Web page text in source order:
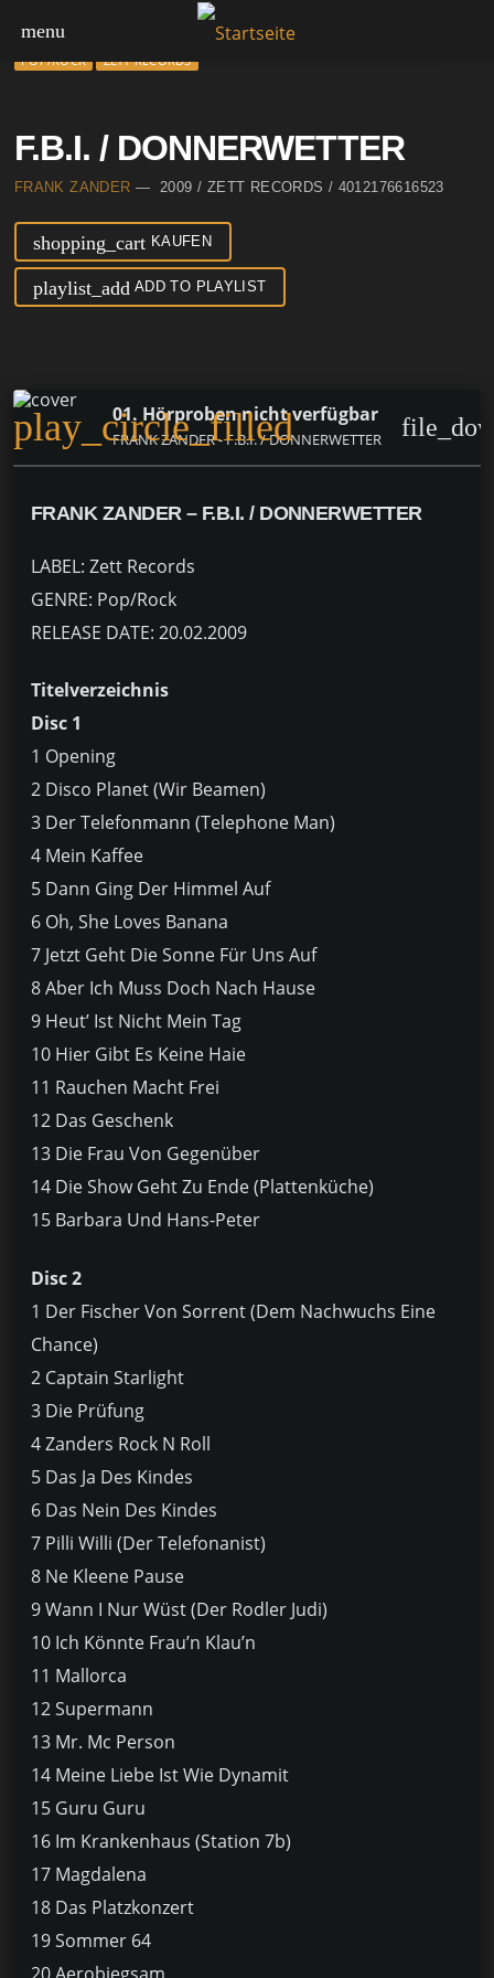
menu
POP/ROCK ZETT RECORDS
F.B.I. / DONNERWETTER
FRANK ZANDER — 2009 / ZETT RECORDS / 4012176616523
shopping_cart KAUFEN
playlist_add ADD TO PLAYLIST
play_circle_filled
01. Hörproben nicht verfügbar
FRANK ZANDER - F.B.I. / DONNERWETTER
FRANK ZANDER – F.B.I. / DONNERWETTER
LABEL: Zett Records
GENRE: Pop/Rock
RELEASE DATE: 20.02.2009
Titelverzeichnis
Disc 1
1 Opening
2 Disco Planet (Wir Beamen)
3 Der Telefonmann (Telephone Man)
4 Mein Kaffee
5 Dann Ging Der Himmel Auf
6 Oh, She Loves Banana
7 Jetzt Geht Die Sonne Für Uns Auf
8 Aber Ich Muss Doch Nach Hause
9 Heut’ Ist Nicht Mein Tag
10 Hier Gibt Es Keine Haie
11 Rauchen Macht Frei
12 Das Geschenk
13 Die Frau Von Gegenüber
14 Die Show Geht Zu Ende (Plattenküche)
15 Barbara Und Hans-Peter
Disc 2
1 Der Fischer Von Sorrent (Dem Nachwuchs Eine
Chance)
2 Captain Starlight
3 Die Prüfung
4 Zanders Rock N Roll
5 Das Ja Des Kindes
6 Das Nein Des Kindes
7 Pilli Willi (Der Telefonanist)
8 Ne Kleene Pause
9 Wann I Nur Wüst (Der Rodler Judi)
10 Ich Könnte Frau’n Klau’n
11 Mallorca
12 Supermann
13 Mr. Mc Person
14 Meine Liebe Ist Wie Dynamit
15 Guru Guru
16 Im Krankenhaus (Station 7b)
17 Magdalena
18 Das Platzkonzert
19 Sommer 64
20 Aerobiegsam